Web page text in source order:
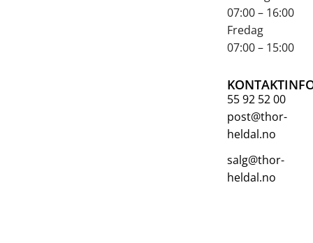
07:00 – 16:00
Fredag
07:00 – 15:00
55 92 52 00
post@thor-
heldal.no
salg@thor-
heldal.no